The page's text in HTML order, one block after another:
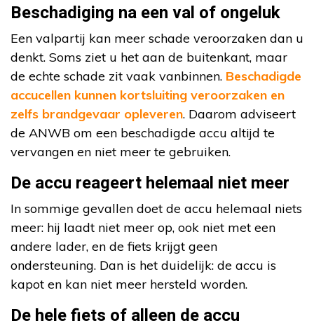
Beschadiging na een val of ongeluk
Een valpartij kan meer schade veroorzaken dan u
denkt. Soms ziet u het aan de buitenkant, maar
de echte schade zit vaak vanbinnen. Beschadigde
accucellen kunnen kortsluiting veroorzaken en
zelfs brandgevaar opleveren. Daarom adviseert
de ANWB om een beschadigde accu altijd te
vervangen en niet meer te gebruiken.
De accu reageert helemaal niet meer
In sommige gevallen doet de accu helemaal niets
meer: hij laadt niet meer op, ook niet met een
andere lader, en de fiets krijgt geen
ondersteuning. Dan is het duidelijk: de accu is
kapot en kan niet meer hersteld worden.
De hele fiets of alleen de accu